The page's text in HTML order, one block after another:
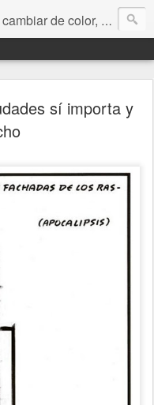
de sociedad, economía, empresa, política, RRHH, formación. De Historia reciente, de educación y de temas sociales.
sí importa y